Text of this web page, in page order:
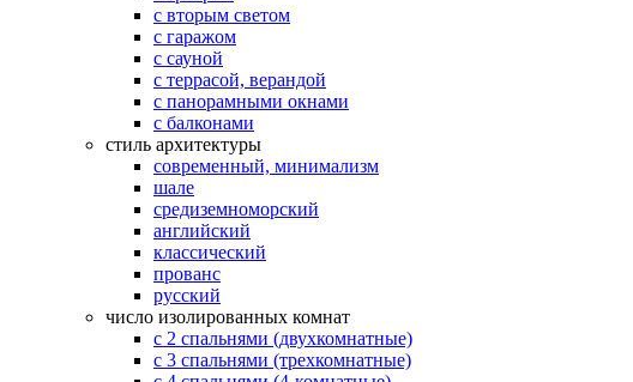
с вторым светом
с гаражом
с сауной
с террасой, верандой
с панорамными окнами
с балконами
стиль архитектуры
современный, минимализм
шале
средиземноморский
английский
классический
прованс
русский
число изолированных комнат
с 2 спальнями (двухкомнатные)
с 3 спальнями (трехкомнатные)